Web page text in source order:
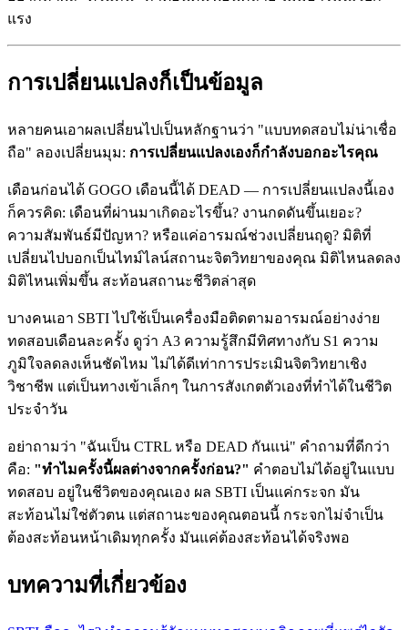
แรง
การเปลี่ยนแปลงก็เป็นข้อมูล
หลายคนเอาผลเปลี่ยนไปเป็นหลักฐานว่า "แบบทดสอบไม่น่าเชื่อ
ถือ" ลองเปลี่ยนมุม: การเปลี่ยนแปลงเองก็กำลังบอกอะไรคุณ
เดือนก่อนได้ GOGO เดือนนี้ได้ DEAD — การเปลี่ยนแปลงนี้เอง
ก็ควรคิด: เดือนที่ผ่านมาเกิดอะไรขึ้น? งานกดดันขึ้นเยอะ?
ความสัมพันธ์มีปัญหา? หรือแค่อารมณ์ช่วงเปลี่ยนฤดู? มิติที่
เปลี่ยนไปบอกเป็นไทม์ไลน์สถานะจิตวิทยาของคุณ มิติไหนลดลง
มิติไหนเพิ่มขึ้น สะท้อนสถานะชีวิตล่าสุด
บางคนเอา SBTI ไปใช้เป็นเครื่องมือติดตามอารมณ์อย่างง่าย
ทดสอบเดือนละครั้ง ดูว่า A3 ความรู้สึกมีทิศทางกับ S1 ความ
ภูมิใจลดลงเห็นชัดไหม ไม่ได้ดีเท่าการประเมินจิตวิทยาเชิง
วิชาชีพ แต่เป็นทางเข้าเล็กๆ ในการสังเกตตัวเองที่ทำได้ในชีวิต
ประจำวัน
อย่าถามว่า "ฉันเป็น CTRL หรือ DEAD กันแน่" คำถามที่ดีกว่า
คือ: "ทำไมครั้งนี้ผลต่างจากครั้งก่อน?" คำตอบไม่ได้อยู่ในแบบ
ทดสอบ อยู่ในชีวิตของคุณเอง ผล SBTI เป็นแค่กระจก มัน
สะท้อนไม่ใช่ตัวตน แต่สถานะของคุณตอนนี้ กระจกไม่จำเป็น
ต้องสะท้อนหน้าเดิมทุกครั้ง มันแค่ต้องสะท้อนได้จริงพอ
บทความที่เกี่ยวข้อง